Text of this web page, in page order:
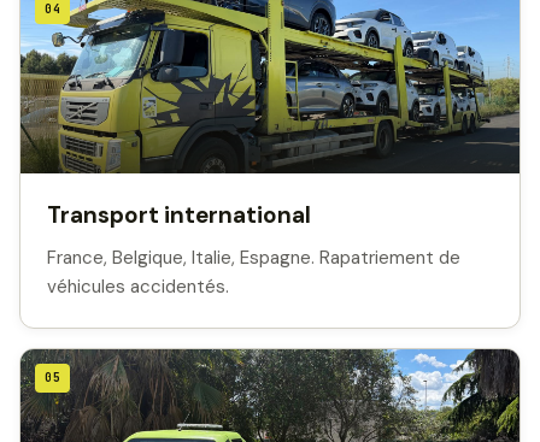
04
Transport international
France, Belgique, Italie, Espagne. Rapatriement de
véhicules accidentés.
05